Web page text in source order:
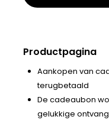
Productpagina
Aankopen van
terugbetaald
De cadeaubon
gelukkige